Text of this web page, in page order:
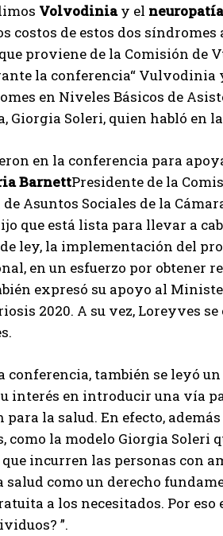
I've read and accept thePrivacy Policy
Izer
Volvodiniay el
costos de estos dos
proviene de la Comisión de
la conferencia“ Vulvodinia
en Niveles Básicos de
Giorgia Soleri, quien habló en
en la conferencia para
BarnettPresidente de la
Asuntos Sociales de la
que está lista para llevar a
ley, la implementación del
en un esfuerzo por obtener
expresó su apoyo al
2020. A su vez, Loreyves
conferencia, también se leyó
interés en introducir una vía
para la salud. En efecto,
como la modelo Giorgia Soleri
que incurren las personas con
salud como un derecho
a los necesitados. Por
”.